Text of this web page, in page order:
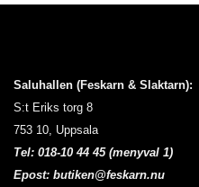
Saluhallen (Feskarn & Slaktarn):
S:t Eriks torg 8
753 10, Uppsala
Tel: 018-10 44 45 (menyval 1)
Epost: butiken@feskarn.nu